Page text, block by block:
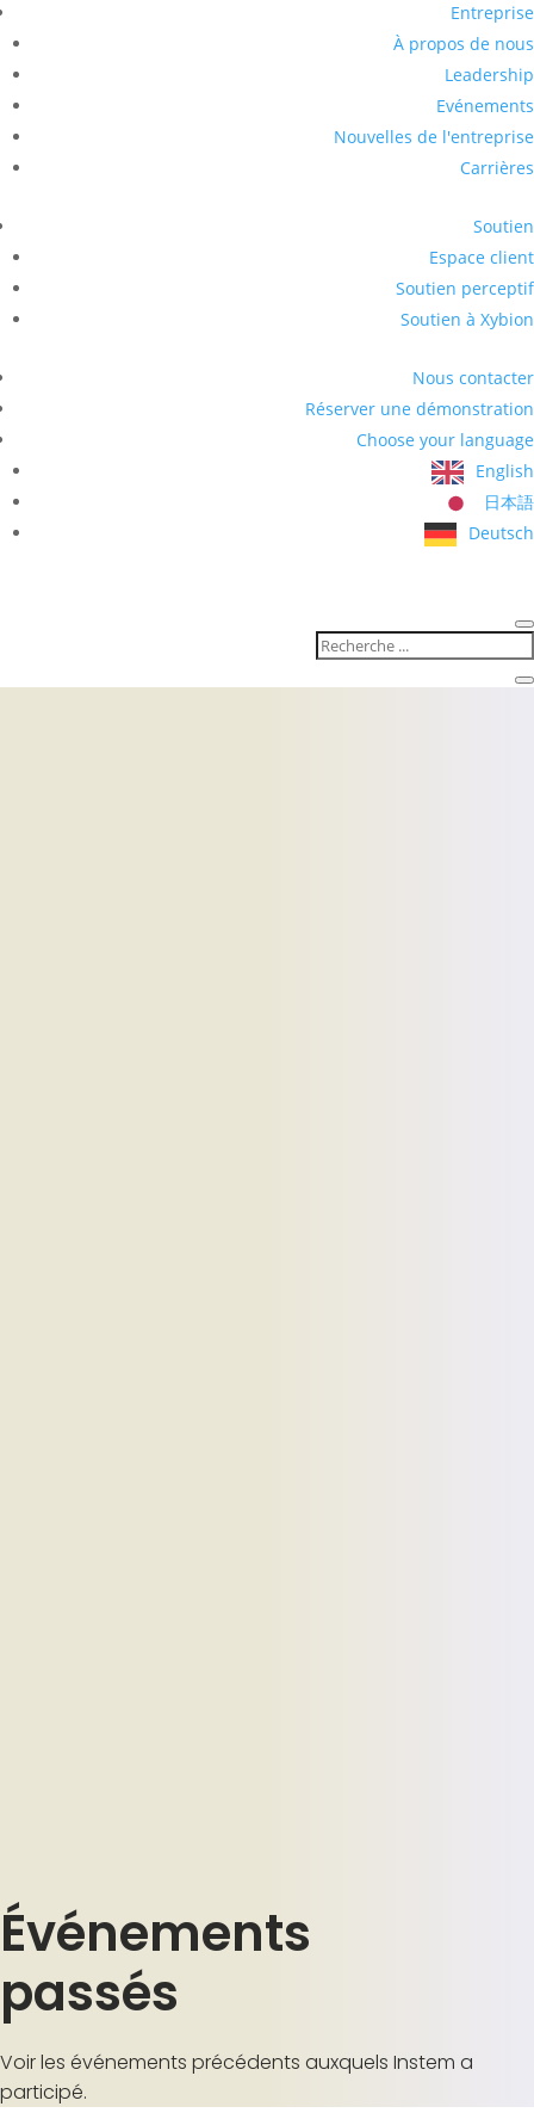
Entreprise
À propos de nous
Leadership
Evénements
Nouvelles de l'entreprise
Carrières
Soutien
Espace client
Soutien perceptif
Soutien à Xybion
Nous contacter
Réserver une démonstration
Choose your language
English
日本語
Deutsch
Événements
passés
Voir les événements précédents auxquels Instem a
participé.